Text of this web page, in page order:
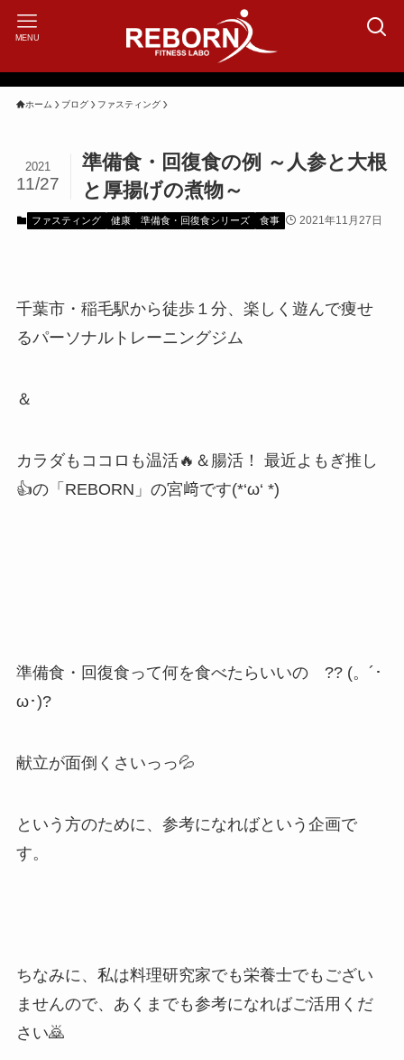
MENU
ホーム ブログ ファスティング
準備食・回復食の例 ～人参と大根
と厚揚げの煮物～
2021
11/27
ファスティング 健康 準備食・回復食シリーズ 食事 2021年11月27日
千葉市・稲毛駅から徒歩１分、楽しく遊んで痩せ
るパーソナルトレーニングジム
＆
カラダもココロも温活🔥＆腸活！ 最近よもぎ推し
👍の「REBORN」の宮﨑です(*‘ω‘ *)
準備食・回復食って何を食べたらいいの ?? (。´･
ω･)?
献立が面倒くさいっっ💦
という方のために、参考になればという企画で
す。
ちなみに、私は料理研究家でも栄養士でもござい
ませんので、あくまでも参考になればご活用くだ
さい🙇